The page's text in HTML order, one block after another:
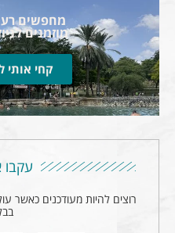
מחפשים
מוזמנים
קחי אותי
עקבו
רוצים להיות מעודכנים כאשר